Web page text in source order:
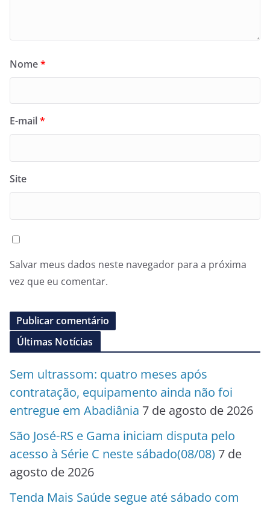
Nome*
E-mail*
Site
Salvar meus dados neste navegador para a próxima
vez que eu comentar.
Últimas Notícias
Sem ultrassom: quatro meses após
contratação, equipamento ainda não foi
entregue em Abadiânia 7 de agosto de 2026
São José-RS e Gama iniciam disputa pelo
acesso à Série C neste sábado(08/08) 7 de
agosto de 2026
Tenda Mais Saúde segue até sábado com